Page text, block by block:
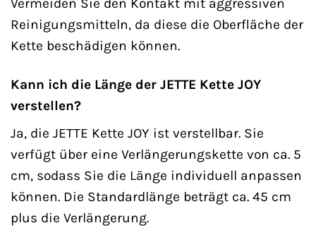
Reinigungsmitteln, da diese die Oberfläche der
Kette beschädigen können.
Kann ich die Länge der JETTE Kette JOY
verstellen?
Ja, die JETTE Kette JOY ist verstellbar. Sie
verfügt über eine Verlängerungskette von ca. 5
cm, sodass Sie die Länge individuell anpassen
können. Die Standardlänge beträgt ca. 45 cm
plus die Verlängerung.